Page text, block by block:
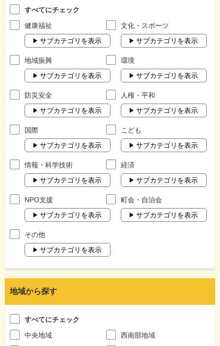
すべてにチェック
健康福祉
サブカテゴリを表示
文化・スポーツ
サブカテゴリを表示
地域振興
サブカテゴリを表示
環境
サブカテゴリを表示
防災安全
サブカテゴリを表示
人権・平和
サブカテゴリを表示
国際
サブカテゴリを表示
こども
サブカテゴリを表示
情報・科学技術
サブカテゴリを表示
経済
サブカテゴリを表示
NPO支援
サブカテゴリを表示
町会・自治会
サブカテゴリを表示
その他
サブカテゴリを表示
地域から探す
すべてにチェック
中央地域
西南部地域